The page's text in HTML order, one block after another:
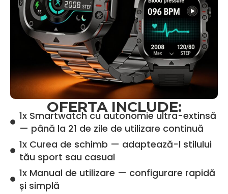
OFERTA INCLUDE:
1x Smartwatch cu autonomie ultra-extinsă
— până la 21 de zile de utilizare continuă
1x Curea de schimb — adaptează-l stilului
tău sport sau casual
1x Manual de utilizare — configurare rapidă
și simplă